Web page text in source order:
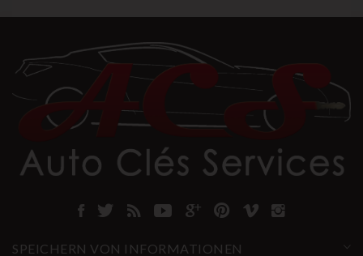
SPEICHERN VON INFORMATIONEN